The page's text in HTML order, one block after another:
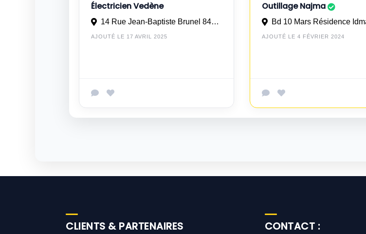
Électricien Vedène
14 Rue Jean-Baptiste Brunel 84000 AVIGNON
AJOUTÉ LE 17 AVRIL 2025
Outillage Najma
AJOUTÉ LE 4 FÉVRIER 2024
CLIENTS & PARTENAIRES CONTACT :